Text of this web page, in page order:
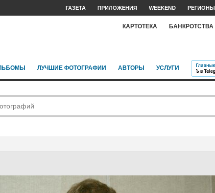
ГАЗЕТА ПРИЛОЖЕНИЯ WEEKEND РЕГИОНЫ
КАРТОТЕКА БАНКРОТСТВА
ЛУЧШИЕ ФОТОГРАФИИ АВТОРЫ УСЛУГИ